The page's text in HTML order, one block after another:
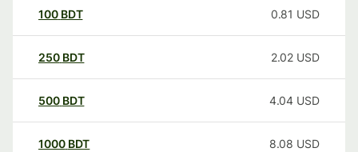
100 BDT 0.81 USD
250 BDT 2.02 USD
500 BDT 4.04 USD
1000 BDT 8.08 USD